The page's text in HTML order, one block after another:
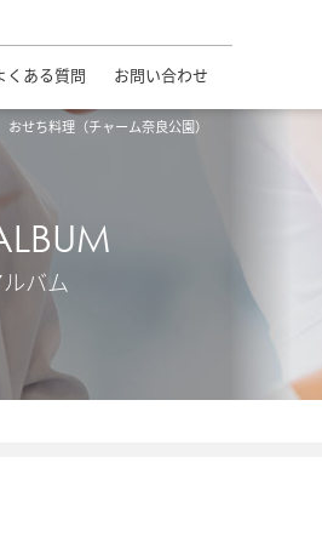
くある質問 お問い合わせ
おせち料理（チャーム奈良公園）
バム